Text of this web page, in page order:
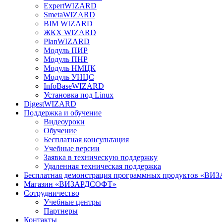
ExpertWIZARD
SmetaWIZARD
BIM WIZARD
ЖКХ WIZARD
PlanWIZARD
Модуль ПИР
Модуль ПНР
Модуль НМЦК
Модуль УНЦС
InfoBaseWIZARD
Установка под Linux
DigestWIZARD
Поддержка и обучение
Видеоуроки
Обучение
Бесплатная консультация
Учебные версии
Заявка в техническую поддержку
Удаленная техническая поддержка
Бесплатная демонстрация программных продуктов
Магазин «ВИЗАРДСОФТ»
Сотрудничество
Учебные центры
Партнеры
Контакты